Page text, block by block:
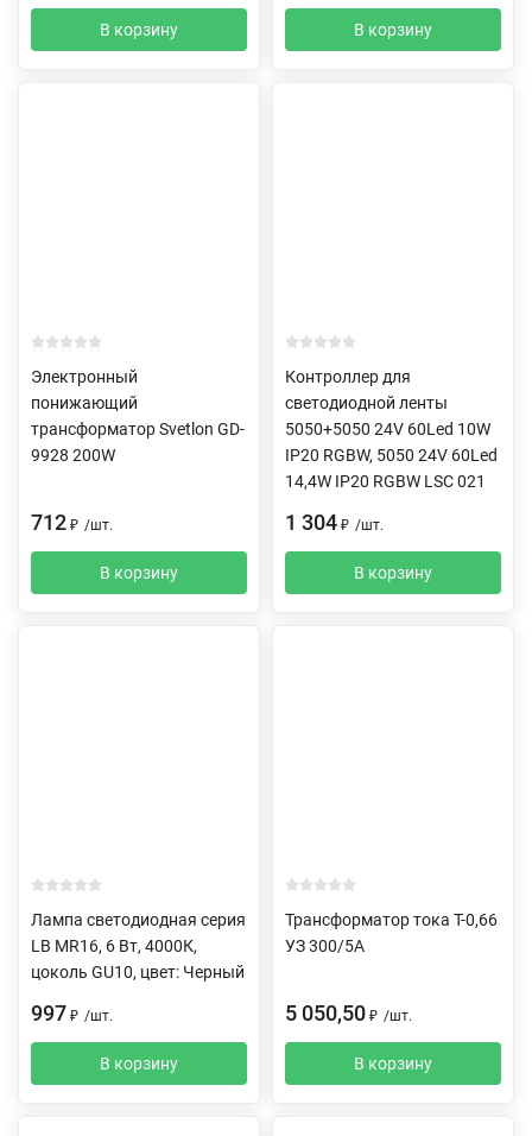
В корзину В корзину
Электронный
понижающий
трансформатор Svetlon GD-
9928 200W
712 ₽ /шт.
В корзину
Контроллер для
светодиодной ленты
5050+5050 24V 60Led 10W
IP20 RGBW, 5050 24V 60Led
14,4W IP20 RGBW LSC 021
1 304 ₽ /шт.
В корзину
Лампа светодиодная серия
LB MR16, 6 Вт, 4000К,
цоколь GU10, цвет: Черный
997 ₽ /шт.
В корзину
Трансформатор тока Т-0,66
УЗ 300/5А
5 050,50 ₽ /шт.
В корзину